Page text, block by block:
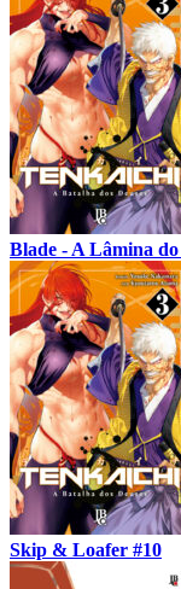
Blade - A Lâmina
Skip & Loafer #10